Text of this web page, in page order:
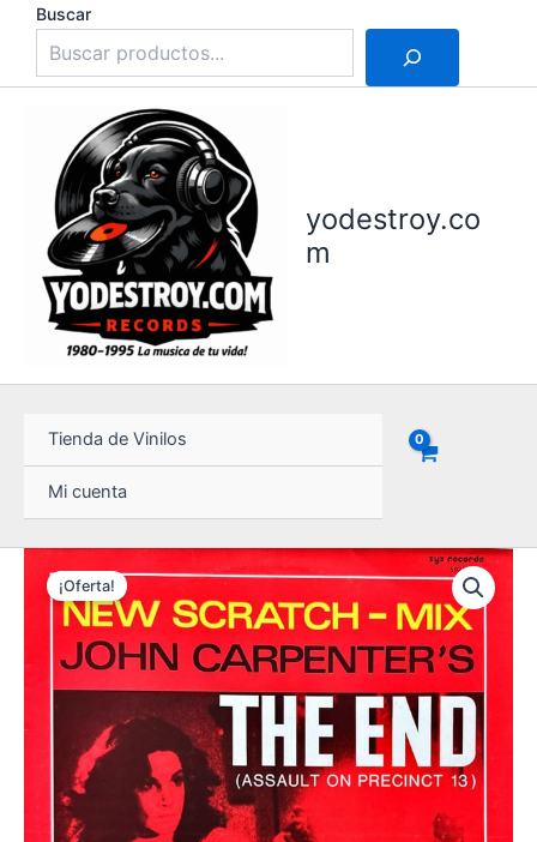
contenido
Buscar
yodestroy.co
m
Tienda de Vinilos
Mi cuenta
¡Oferta!